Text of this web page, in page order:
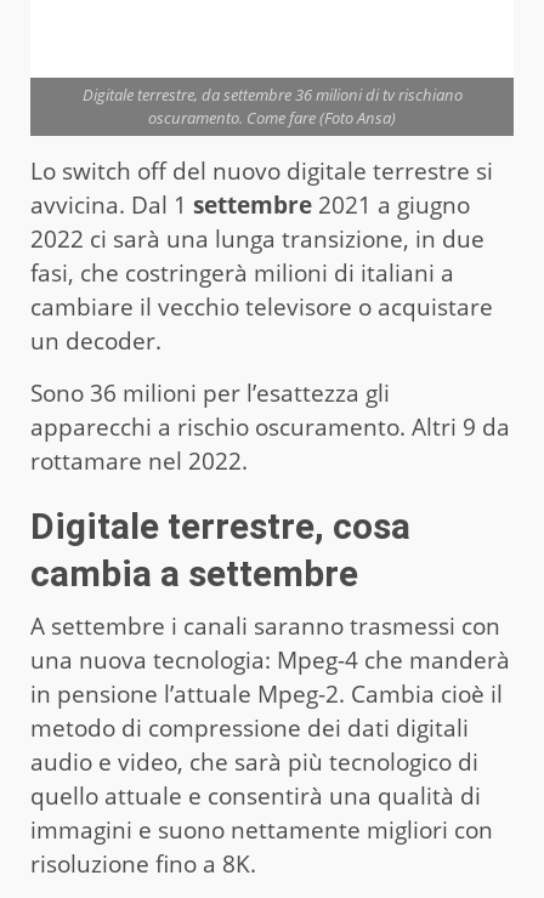
Digitale terrestre, da settembre 36 milioni di tv rischiano
oscuramento. Come fare (Foto Ansa)
Lo switch off del nuovo digitale terrestre si
avvicina. Dal 1 settembre 2021 a giugno
2022 ci sarà una lunga transizione, in due
fasi, che costringerà milioni di italiani a
cambiare il vecchio televisore o acquistare
un decoder.
Sono 36 milioni per l’esattezza gli
apparecchi a rischio oscuramento. Altri 9 da
rottamare nel 2022.
Digitale terrestre, cosa
cambia a settembre
A settembre i canali saranno trasmessi con
una nuova tecnologia: Mpeg-4 che manderà
in pensione l’attuale Mpeg-2. Cambia cioè il
metodo di compressione dei dati digitali
audio e video, che sarà più tecnologico di
quello attuale e consentirà una qualità di
immagini e suono nettamente migliori con
risoluzione fino a 8K.